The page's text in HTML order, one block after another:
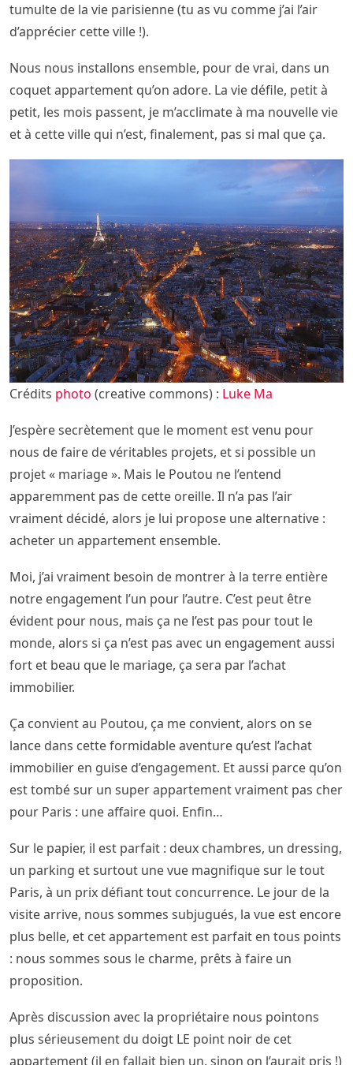
tumulte de la vie parisienne (tu as vu comme j’ai l’air
d’apprécier cette ville !).
Nous nous installons ensemble, pour de vrai, dans un
coquet appartement qu’on adore. La vie défile, petit à
petit, les mois passent, je m’acclimate à ma nouvelle vie
et à cette ville qui n’est, finalement, pas si mal que ça.
Crédits photo (creative commons) : Luke Ma
J’espère secrètement que le moment est venu pour
nous de faire de véritables projets, et si possible un
projet « mariage ». Mais le Poutou ne l’entend
apparemment pas de cette oreille. Il n’a pas l’air
vraiment décidé, alors je lui propose une alternative :
acheter un appartement ensemble.
Moi, j’ai vraiment besoin de montrer à la terre entière
notre engagement l’un pour l’autre. C’est peut être
évident pour nous, mais ça ne l’est pas pour tout le
monde, alors si ça n’est pas avec un engagement aussi
fort et beau que le mariage, ça sera par l’achat
immobilier.
Ça convient au Poutou, ça me convient, alors on se
lance dans cette formidable aventure qu’est l’achat
immobilier en guise d’engagement. Et aussi parce qu’on
est tombé sur un super appartement vraiment pas cher
pour Paris : une affaire quoi. Enfin…
Sur le papier, il est parfait : deux chambres, un dressing,
un parking et surtout une vue magnifique sur le tout
Paris, à un prix défiant tout concurrence. Le jour de la
visite arrive, nous sommes subjugués, la vue est encore
plus belle, et cet appartement est parfait en tous points
: nous sommes sous le charme, prêts à faire un
proposition.
Après discussion avec la propriétaire nous pointons
plus sérieusement du doigt LE point noir de cet
appartement (il en fallait bien un, sinon on l’aurait pris !)